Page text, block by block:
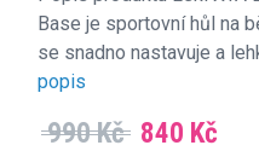
Base je sportovní hůl na
se snadno nastavuje a
popis
990 Kč 840 Kč